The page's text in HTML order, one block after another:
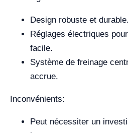
Design robuste et durable.
Réglages électriques
facile.
Système de freinage
accrue.
Inconvénients:
Peut nécessiter un